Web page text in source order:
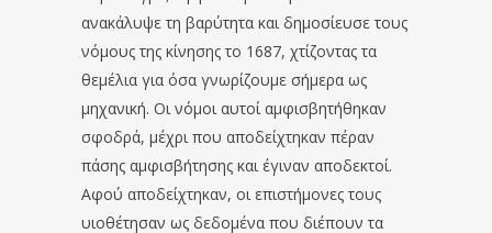
ανακάλυψε τη βαρύτητα και δημοσίευσε τους
νόμους της κίνησης το 1687, χτίζοντας τα
θεμέλια για όσα γνωρίζουμε σήμερα ως
μηχανική. Οι νόμοι αυτοί αμφισβητήθηκαν
σφοδρά, μέχρι που αποδείχτηκαν πέραν
πάσης αμφισβήτησης και έγιναν αποδεκτοί.
Αφού αποδείχτηκαν, οι επιστήμονες τους
υιοθέτησαν ως δεδομένα που διέπουν τα